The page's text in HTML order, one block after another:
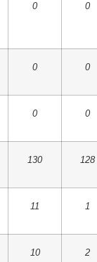
0 0
0 0
0 0
130 128
11 1
10 2